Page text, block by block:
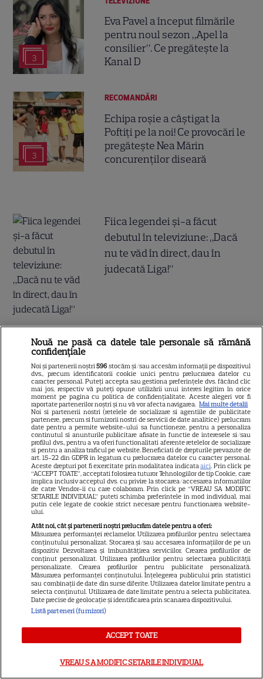
3
Eva Pavel a început filmările
pentru noul sezon „Apel la
consilier”. Ce pregătește la
Kanal D
3
RECOMANDĂRI
Echipa roșie a câștigat la
Poftiți pe la noi! Ce provocări le
pregătește Nea Mărin
concurenților diseară
Fiica legendei și-a făcut
debutul în televiziune: „Dacă
nu te văd în direct, dau în
judecată Liga!”
Incident neașteptat în direct »
mult decât și-ar fi dorit: „Știe
ce face, e cu intenție”
E oficial! Ce a decis Ilie Bolojan,
cu puțin timp în urmă! Toată
lumea vorbește acum despre
asta
Tragedia înfiorătoare a
momentului în România!
Artista noastră și-a luat Adio
aflat chiar acum și nu ne mai
întâmplat este crunt
Nouă ne pasă ca datele tale personale să rămână
confidențiale
Noi și partenerii noștri596 stocăm și/sau accesăm informații pe dispozitivul
dvs., precum identificatorii cookie unici pentru prelucrarea datelor cu
caracter personal. Puteți accepta sau gestiona preferințele dvs. făcând clic
mai jos, respectiv vă puteți opune utilizării unui interes legitim în orice
moment pe pagina cu politica de confidențialitate. Aceste alegeri vor fi
raportate partenerilor noștri și nu vă vor afecta navigarea. Mai multe detalii
Noi si partenerii nostri (retelele de socializare si agentiile de publicitate
partenere, precum si furnizorii nostri de servicii de date analitice) prelucram
date pentru a permite website-ului sa functioneze, pentru a personaliza
continutul si anunturile publicitare afisate in functie de interesele si/sau
profilul dvs., pentru a va oferi functionalitati aferente retelelor de socializare
si pentru a analiza traficul pe website. Beneficiati de drepturile prevazute de
art. 15-22 din GDPR in legatura cu prelucrarea datelor cu caracter personal.
Aceste drepturi pot fi exercitate prin modalitatea indicataaici. Prin click pe
“ACCEPT TOATE”, acceptati folosirea tuturor Tehnologiilor de tip Cookie, care
implica inclusiv acceptul dvs. cu privire la stocarea/accesarea informatiilor
de catre Vendor-ii cu care colaboram. Prin click pe “VREAU SA MODIFIC
SETARILE INDIVIDUAL” puteti schimba preferintele in mod individual, mai
putin cele legate de cookie strict necesare pentru functionarea website-
ului.
Atât noi, cât și partenerii noștri prelucrăm datele pentru a oferi:
Măsurarea performanței reclamelor. Utilizarea profilurilor pentru selectarea
conținutului personalizat. Stocarea și/sau accesarea informațiilor de pe un
dispozitiv. Dezvoltarea și îmbunătățirea serviciilor. Crearea profilurilor de
conținut personalizat. Utilizarea profilurilor pentru selectarea publicității
personalizate. Crearea profilurilor pentru publicitate personalizată.
Măsurarea performanței conținutului. Înțelegerea publicului prin statistici
sau combinații de date din surse diferite. Utilizarea datelor limitate pentru a
selecta conținutul. Utilizarea de date limitate pentru a selecta publicitatea.
Date precise de geolocație și identificarea prin scanarea dispozitivului.
Listă parteneri (furnizori)
ACCEPT TOATE
VREAU SA MODIFIC SETARILE INDIVIDUAL